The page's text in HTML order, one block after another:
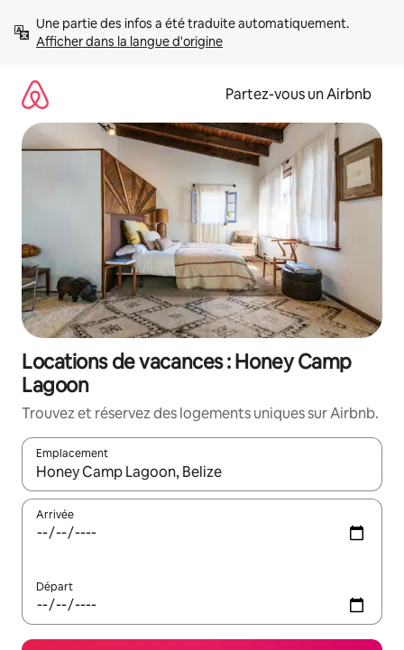
directement
Afficher dans la langue d'origine
Partez-vous un Airbnb
Locations de vacances : Honey Camp
Lagoon
Trouvez et réservez des logements uniques sur Airbnb.
Emplacement
Quand les résultats sont affichés, parcourez-les en utilisant
Arrivée
Départ